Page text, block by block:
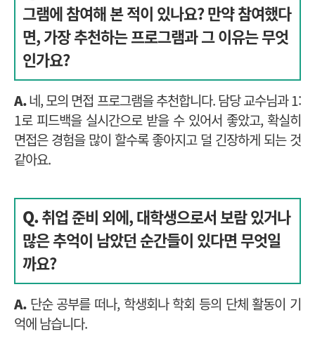
그램에 참여해 본 적이 있나요? 만약 참여했다
면, 가장 추천하는 프로그램과 그 이유는 무엇
인가요?
A. 네, 모의 면접 프로그램을 추천합니다. 담당 교수님과 1:
1로 피드백을 실시간으로 받을 수 있어서 좋았고, 확실히
면접은 경험을 많이 할수록 좋아지고 덜 긴장하게 되는 것
같아요.
Q. 취업 준비 외에, 대학생으로서 보람 있거나
많은 추억이 남았던 순간들이 있다면 무엇일
까요?
A. 단순 공부를 떠나, 학생회나 학회 등의 단체 활동이 기
억에 남습니다.